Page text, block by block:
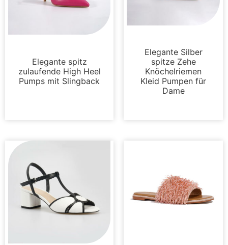
Elegante spitz
zulaufende High Heel
Pumps mit Slingback
Elegante Silber
spitze Zehe
Knöchelriemen
Kleid Pumpen für
Dame